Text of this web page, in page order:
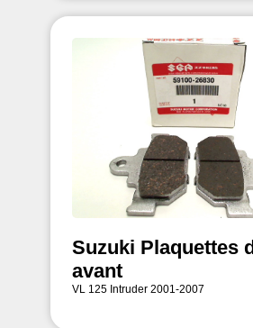
Suzuki Plaquettes
avant
VL 125 Intruder 2001-2007